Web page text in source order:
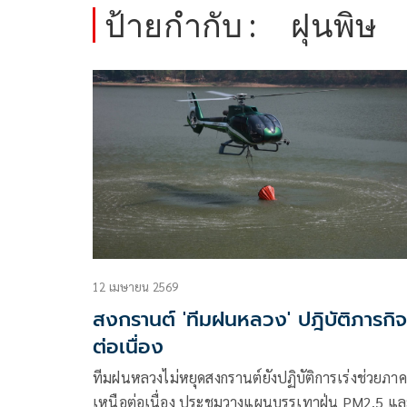
ป้ายกำกับ : ฝุนพิษ
12 เมษายน 2569
สงกรานต์ 'ทีมฝนหลวง' ปฎิบัติภารกิจ
ต่อเนื่อง
ทีมฝนหลวงไม่หยุดสงกรานต์ยังปฏิบัติการเร่งช่วยภาค
เหนือต่อเนื่อง ประชุมวางแผนบรรเทาฝุ่น PM2.5 แ